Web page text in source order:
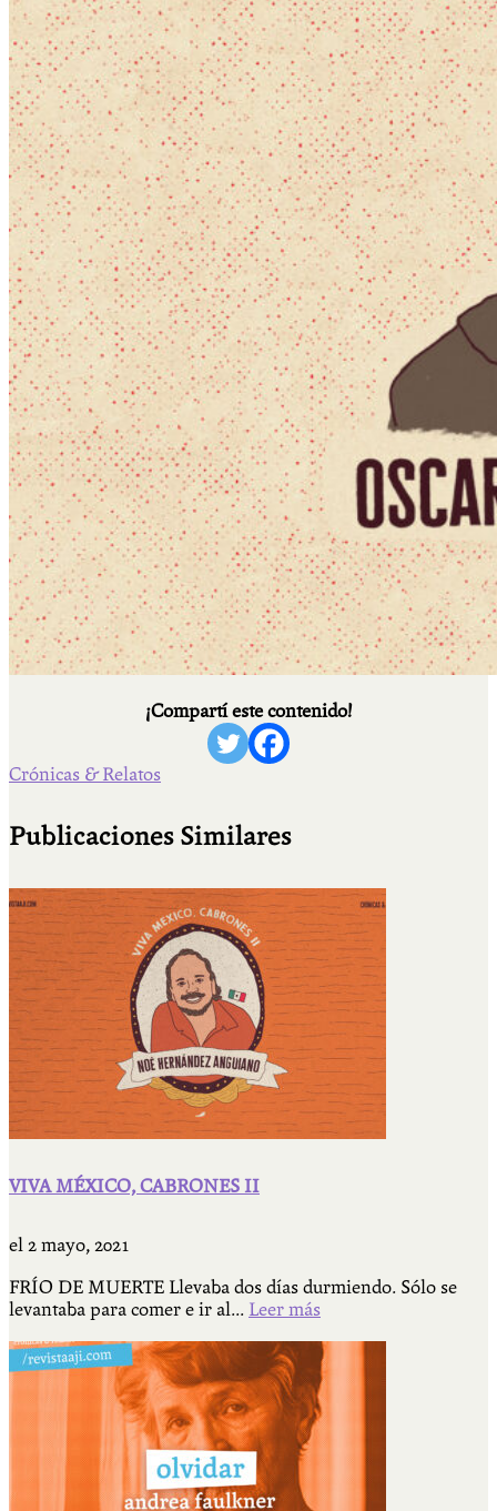
¡Compartí este contenido!
Crónicas & Relatos
Publicaciones Similares
VIVA MÉXICO, CABRONES II
el 2 mayo, 2021
FRÍO DE MUERTE Llevaba dos días durmiendo. Sólo se
levantaba para comer e ir al... Leer más